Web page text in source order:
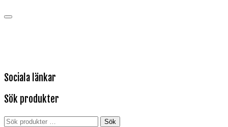
Sociala länkar
Sök produkter
Sök
Sök